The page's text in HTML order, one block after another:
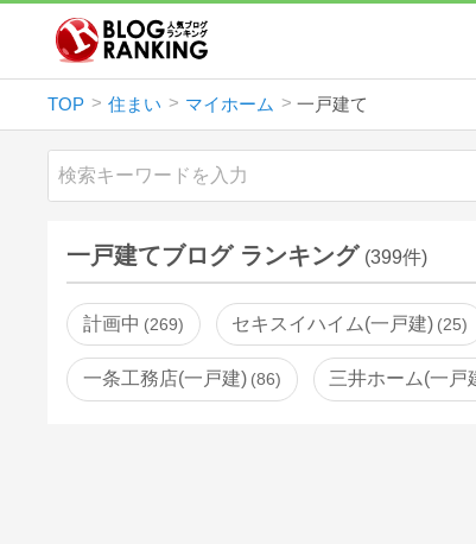
TOP 住まい マイホーム 一戸建て
一戸建てブログ ランキング (399件)
計画中 269 セキスイハイム(一戸建) 25
一条工務店(一戸建) 86 三井ホーム(一戸